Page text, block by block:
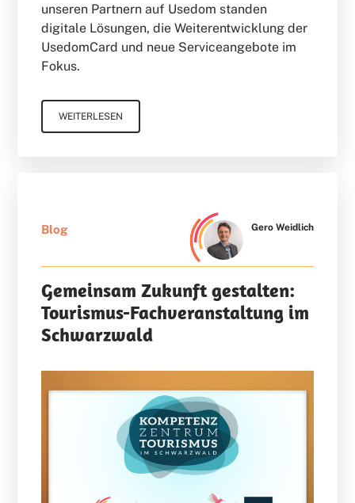
unseren Partnern auf Usedom standen
digitale Lösungen, die Weiterentwicklung der
UsedomCard und neue Serviceangebote im
Fokus.
WEITERLESEN
Blog Gero Weidlich
Gemeinsam Zukunft gestalten:
Tourismus-Fachveranstaltung im
Schwarzwald